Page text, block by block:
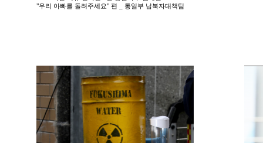
"우리 아빠를 돌려주세요" 편 _ 통일부 납북자대책팀